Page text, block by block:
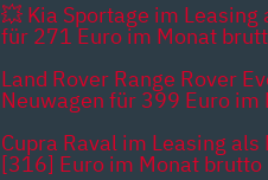
💥 Kia Sportage im
für 271 Euro im Monat
Land Rover Range Rover
Neuwagen für 399 Euro im
Cupra Raval im Leasing
[316] Euro im Monat brutto